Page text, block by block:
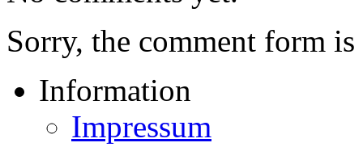
Sorry, the comment form
Information
Impressum